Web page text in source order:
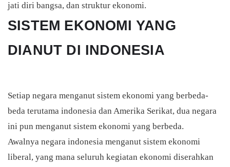
jati diri bangsa, dan struktur ekonomi.
SISTEM EKONOMI YANG
DIANUT DI INDONESIA
Setiap negara menganut sistem ekonomi yang berbeda-
beda terutama indonesia dan Amerika Serikat, dua negara
ini pun menganut sistem ekonomi yang berbeda.
Awalnya negara indonesia menganut sistem ekonomi
liberal, yang mana seluruh kegiatan ekonomi diserahkan